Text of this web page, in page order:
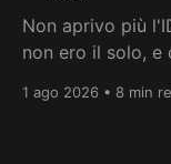
Non aprivo più
non ero il solo,
1 ago 2026 • 8 min